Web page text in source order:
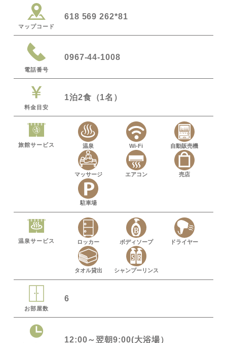
マップコード
618 569 262*81
電話番号
0967-44-1008
料金目安
1泊2食（1名）
旅館サービス 温泉 Wi-Fi 自動販売機
マッサージ エアコン 売店
駐車場
温泉サービス ロッカー ボディソープ ドライヤー
タオル貸出 シャンプーリンス
お部屋数
6
12:00～翌朝9:00(大浴場）